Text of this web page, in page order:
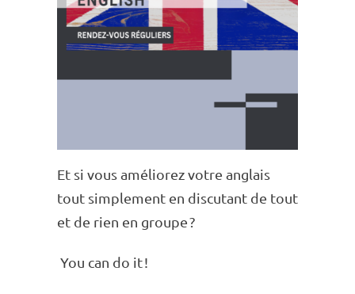
Et si vous amélio­rez votre anglais
tout simple­ment en discu­tant de tout
et de rien en groupe ?
You can do it !